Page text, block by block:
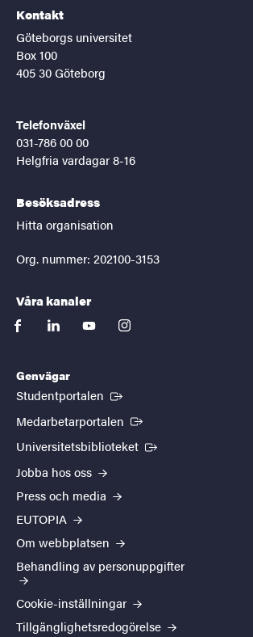
Kontakt
Göteborgs universitet
Box 100
405 30 Göteborg
Telefonväxel
031-786 00 00
Helgfria vardagar 8-16
Besöksadress
Hitta organisation
Org. nummer: 202100-3153
Våra kanaler
facebooklinkedinyoutubeinstagram
Genvägar
Studentportalen (Extern länk)
Medarbetarportalen (Extern länk)
Universitetsbiblioteket (Extern länk)
Jobba hos oss
Press och media
EUTOPIA
Om webbplatsen
Behandling av personuppgifter
Cookie-inställningar
Tillgänglighetsredogörelse